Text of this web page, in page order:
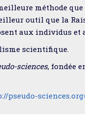
méthode
outil que la
aux individus
scientifique.
sciences, fondée
pseudo-sciences.org